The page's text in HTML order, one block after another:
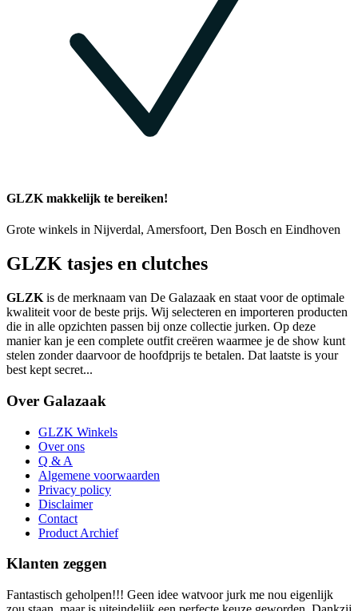
GLZK makkelijk te bereiken!
Grote winkels in Nijverdal, Amersfoort, Den Bosch en Eindhoven
GLZK tasjes en clutches
GLZK is de merknaam van De Galazaak en staat voor de optimale
kwaliteit voor de beste prijs. Wij selecteren en importeren producten
die in alle opzichten passen bij onze collectie jurken. Op deze
manier kan je een complete outfit creëren waarmee je de show kunt
stelen zonder daarvoor de hoofdprijs te betalen. Dat laatste is your
best kept secret...
Over Galazaak
GLZK Winkels
Over ons
Q & A
Algemene voorwaarden
Privacy policy
Disclaimer
Contact
Product Archief
Klanten zeggen
Fantastisch geholpen!!! Geen idee watvoor jurk me nou eigenlijk